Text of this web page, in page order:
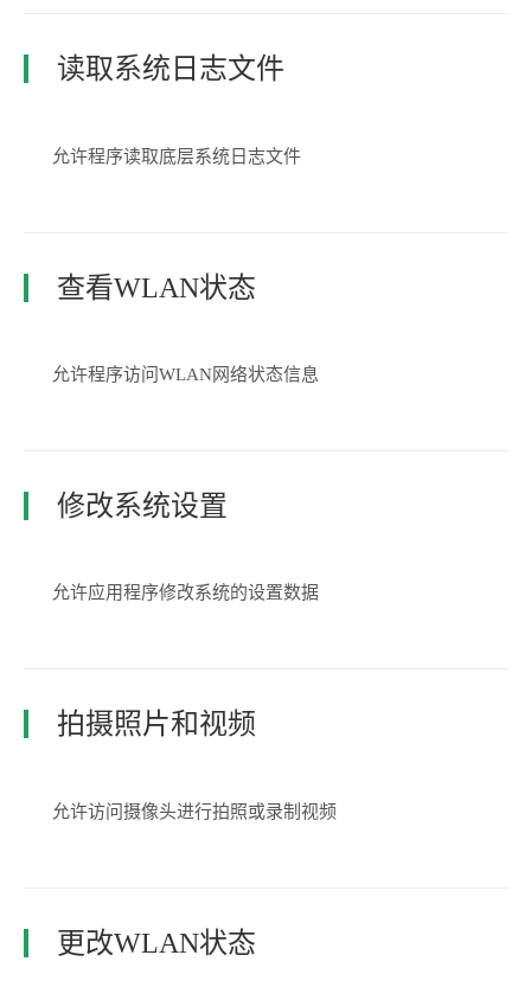
读取系统日志文件
允许程序读取底层系统日志文件
查看WLAN状态
允许程序访问WLAN网络状态信息
修改系统设置
允许应用程序修改系统的设置数据
拍摄照片和视频
允许访问摄像头进行拍照或录制视频
更改WLAN状态